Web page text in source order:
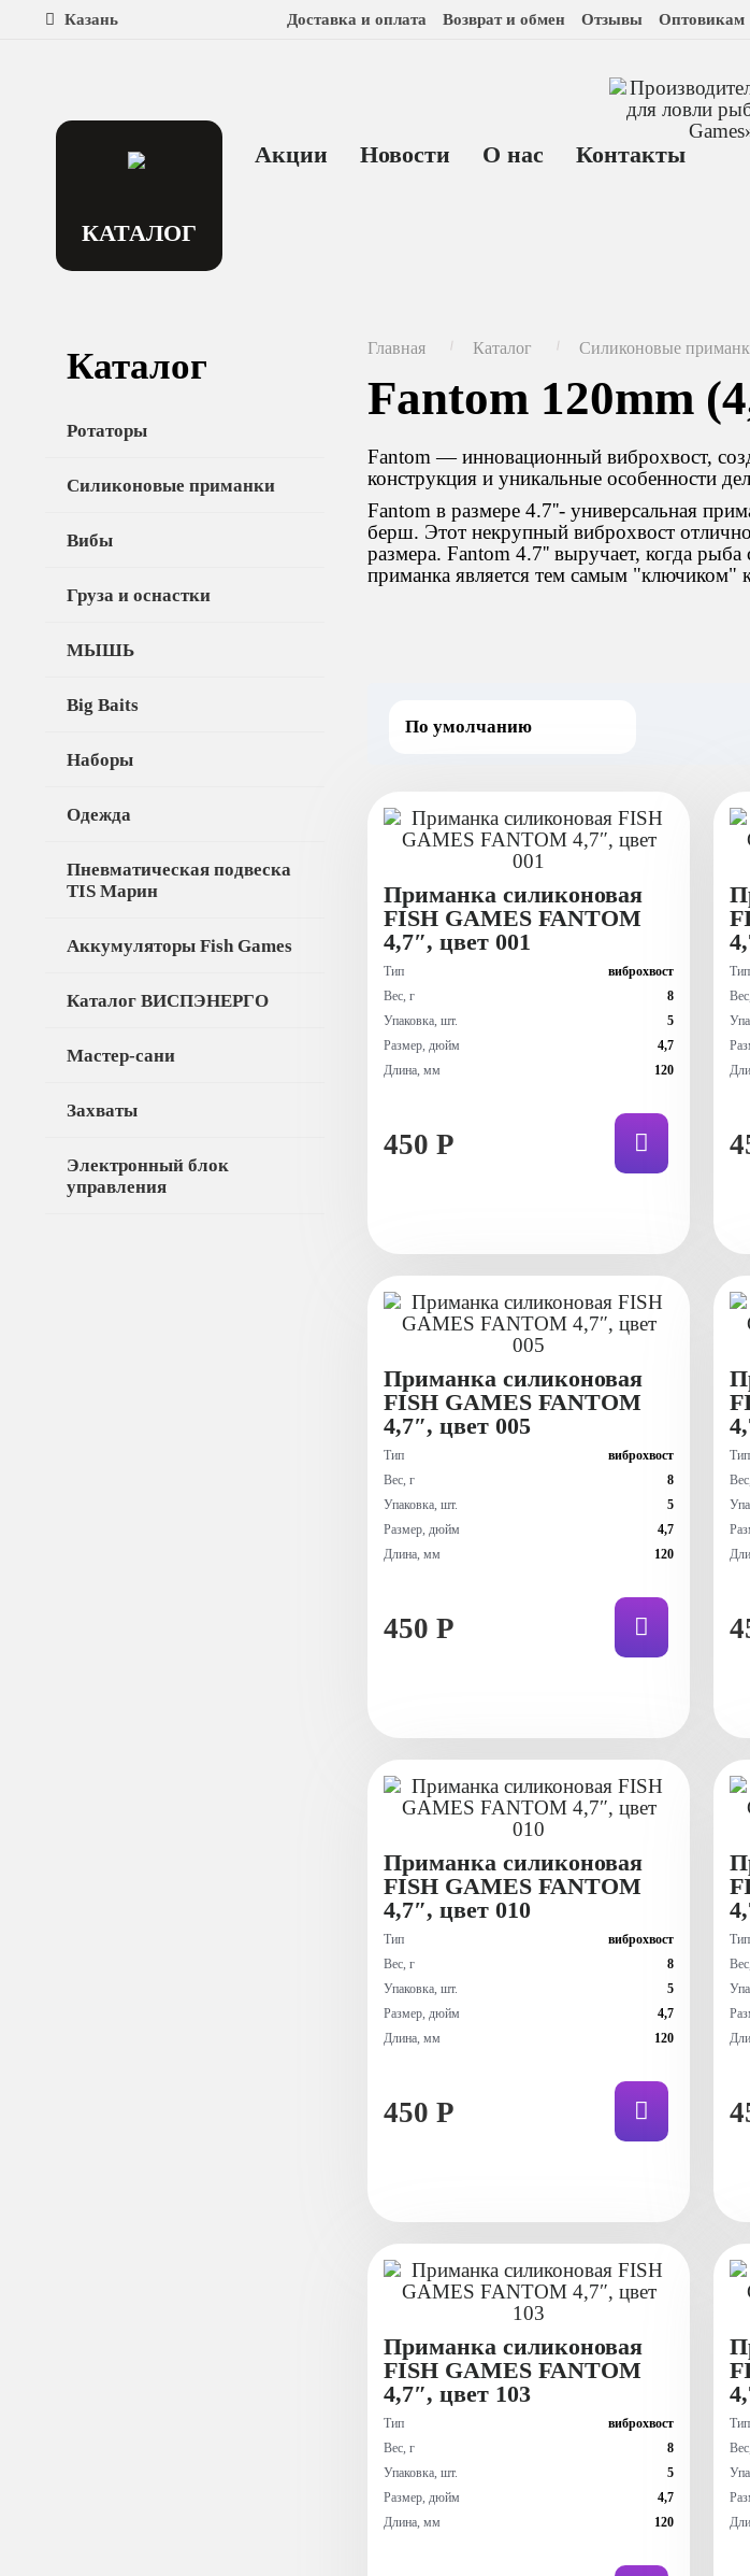
Казань Доставка и оплата Возврат и обмен Отзывы Оптовикам
КАТАЛОГ
Акции Новости О нас Контакты
Каталог
Ротаторы
Силиконовые приманки
Вибы
Груза и оснастки
МЫШЬ
Big Baits
Наборы
Одежда
Пневматическая подвеска
TIS Марин
Аккумуляторы Fish Games
Каталог ВИСПЭНЕРГО
Мастер-сани
Захваты
Электронный блок
управления
Главная Каталог Силиконовые
Fantom 120mm
Fantom — инновационный виброхвост,
конструкция и уникальные особенности
Fantom в размере 4.7''- универсальная
берш. Этот некрупный виброхвост
размера. Fantom 4.7'' выручает, когда
приманка является тем самым "ключиком"
Приманка силиконовая
FISH GAMES FANTOM
4,7″, цвет 001
Тип
виброхвост
Вес, г
8
Упаковка, шт.
5
Размер, дюйм
4,7
Длина, мм
120
450 Р
Тип
Приманка силиконовая
FISH GAMES FANTOM
4,7″, цвет 005
Тип
виброхвост
Вес, г
8
Упаковка, шт.
5
Размер, дюйм
4,7
Длина, мм
120
450 Р
Тип
Приманка силиконовая
FISH GAMES FANTOM
4,7″, цвет 010
Тип
виброхвост
Вес, г
8
Упаковка, шт.
5
Размер, дюйм
4,7
Длина, мм
120
450 Р
Тип
Приманка силиконовая
FISH GAMES FANTOM
4,7″, цвет 103
Тип
виброхвост
Вес, г
8
Упаковка, шт.
5
Размер, дюйм
4,7
Длина, мм
120
Тип